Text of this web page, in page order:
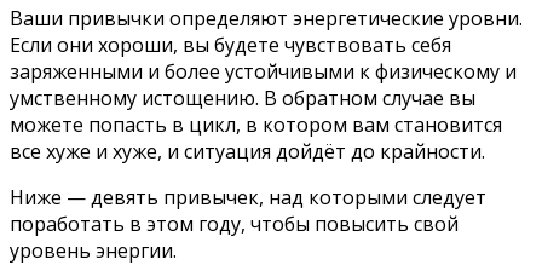
Ваши привычки определяют энергетические уровни.
Если они хороши, вы будете чувствовать себя
заряженными и более устойчивыми к физическому и
умственному истощению. В обратном случае вы
можете попасть в цикл, в котором вам становится
все хуже и хуже, и ситуация дойдёт до крайности.
Ниже — девять привычек, над которыми следует
поработать в этом году, чтобы повысить свой
уровень энергии.